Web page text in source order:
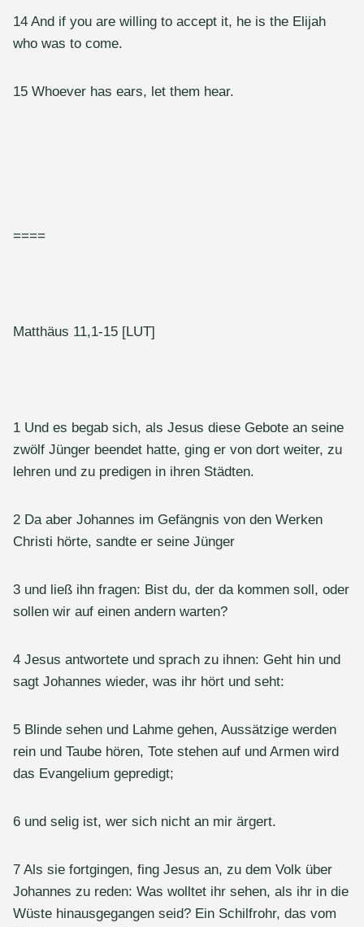
14 And if you are willing to accept it, he is the Elijah
who was to come.
15 Whoever has ears, let them hear.
====
Matthäus 11,1-15 [LUT]
1 Und es begab sich, als Jesus diese Gebote an seine
zwölf Jünger beendet hatte, ging er von dort weiter, zu
lehren und zu predigen in ihren Städten.
2 Da aber Johannes im Gefängnis von den Werken
Christi hörte, sandte er seine Jünger
3 und ließ ihn fragen: Bist du, der da kommen soll, oder
sollen wir auf einen andern warten?
4 Jesus antwortete und sprach zu ihnen: Geht hin und
sagt Johannes wieder, was ihr hört und seht:
5 Blinde sehen und Lahme gehen, Aussätzige werden
rein und Taube hören, Tote stehen auf und Armen wird
das Evangelium gepredigt;
6 und selig ist, wer sich nicht an mir ärgert.
7 Als sie fortgingen, fing Jesus an, zu dem Volk über
Johannes zu reden: Was wolltet ihr sehen, als ihr in die
Wüste hinausgegangen seid? Ein Schilfrohr, das vom